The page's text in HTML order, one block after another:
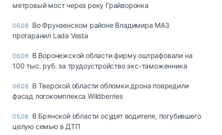
метровый мост через реку Грайворонка
06.08 Во Фрунзенском районе Владимира МАЗ
протаранил Lada Vesta
06.08 В Воронежской области фирму оштрафовали на
100 тыс. руб. за трудоустройство экс-таможенника
06.08 В Тверской области обломки дрона повредили
фасад логокомплекса Wildberries
05.08 В Брянской области осудят водителя, погубившего
целую семью в ДТП